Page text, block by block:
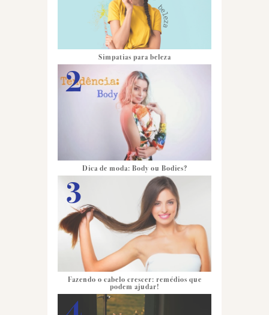
Simpatias para beleza
Dica de moda: Body ou Bodies?
Fazendo o cabelo crescer: remédios que
podem ajudar!